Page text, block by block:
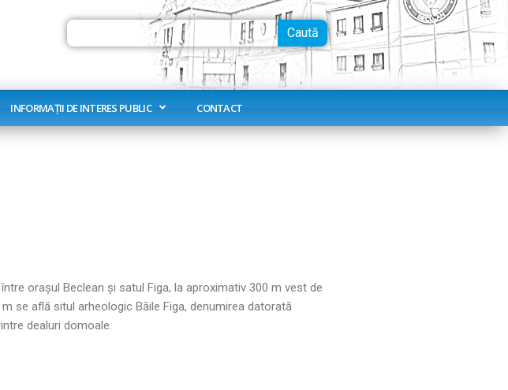
Search
Caută
INFORMAȚII DE INTERES PUBLIC CONTACT
oraşul Beclean şi satul Figa, la aproximativ 300 m vest de
se află situl arheologic Băile Figa, denumirea datorată
dealuri domoale.